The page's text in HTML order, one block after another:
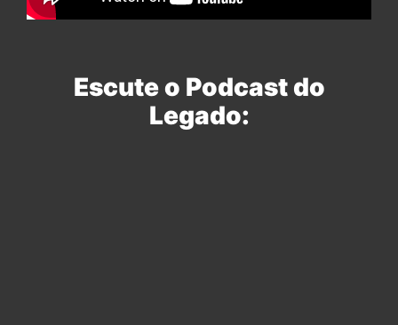
Escute o Podcast do
Legado: